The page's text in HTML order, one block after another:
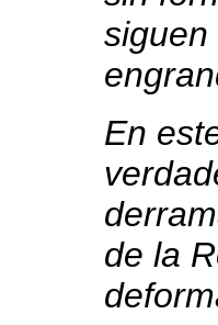
siguen
En
de la